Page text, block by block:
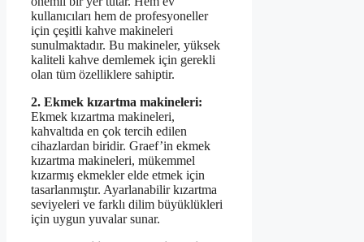
kullanıcıları hem de profesyoneller
için çeşitli kahve makineleri
sunulmaktadır. Bu makineler, yüksek
kaliteli kahve demlemek için gerekli
olan tüm özelliklere sahiptir.
2. Ekmek kızartma makineleri:
Ekmek kızartma makineleri,
kahvaltıda en çok tercih edilen
cihazlardan biridir. Graef’in ekmek
kızartma makineleri, mükemmel
kızarmış ekmekler elde etmek için
tasarlanmıştır. Ayarlanabilir kızartma
seviyeleri ve farklı dilim büyüklükleri
için uygun yuvalar sunar.